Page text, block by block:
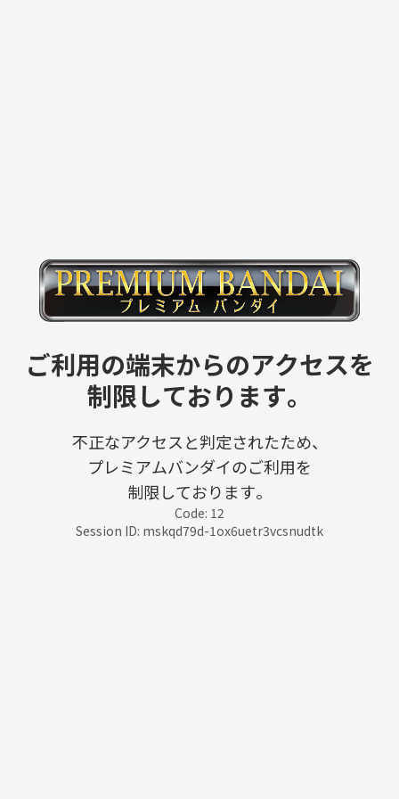
ご利用の端末からのアクセスを
制限しております。
不正なアクセスと判定されたため、
プレミアムバンダイのご利用を
制限しております。
Code: 12
Session ID: mskqd79d-1ox6uetr3vcsnudtk